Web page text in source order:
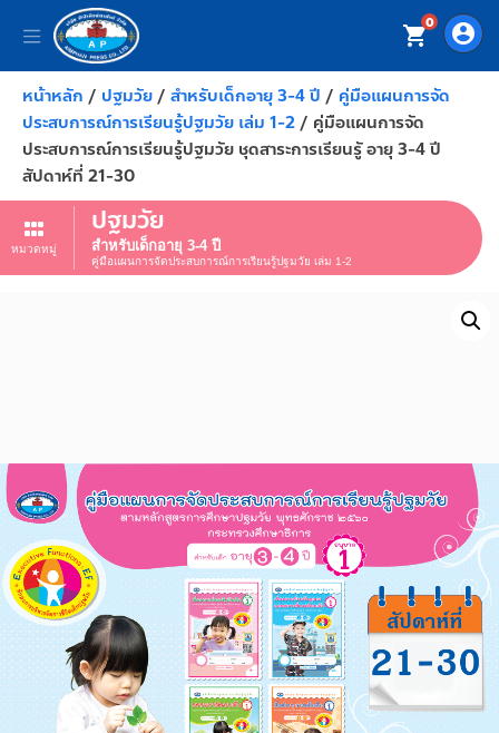
account_circle
shopping_cart0
หน้าหลัก / ปฐมวัย/ สำหรับเด็กอายุ 3-4 ปี / คู่มือแผนการจัด
ประสบการณ์การเรียนรู้ปฐมวัย เล่ม 1-2/ คู่มือแผนการจัด
ประสบการณ์การเรียนรู้ปฐมวัย ชุดสาระการเรียนรูั อายุ 3-4 ปี
สัปดาห์ที่ 21-30
หมวดหมู่
ปฐมวัย
สำหรับเด็กอายุ 3-4 ปี
คู่มือแผนการจัดประสบการณ์การเรียนรู้ปฐมวัย เล่ม 1-2